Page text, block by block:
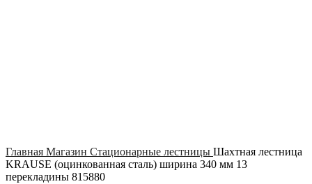
Главная Магазин Стационарные лестницы Шахтная лестница
KRAUSE (оцинкованная сталь) ширина 340 мм 13
перекладины 815880